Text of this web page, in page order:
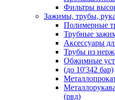
Фильтры
Зажимы, трубы,
Полимерные
Трубные
Аксессуары
Трубы из
Обжимные
(до 10'342 бар)
(рвд)